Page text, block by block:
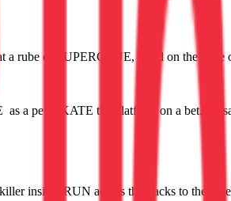
rube of SUPERGLUE, stand on the
a pet, SKATE the platform on a bet. Be
inside, RUN across the tracks to the